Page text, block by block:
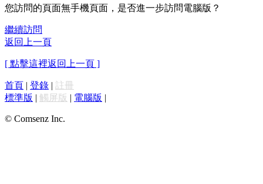
您訪問的頁面無手機頁面，是否進一步訪問電腦版？
繼續訪問
返回上一頁
[ 點擊這裡返回上一頁 ]
首頁 | 登錄 | 註冊
標準版 | 觸屏版 | 電腦版 |
© Comsenz Inc.